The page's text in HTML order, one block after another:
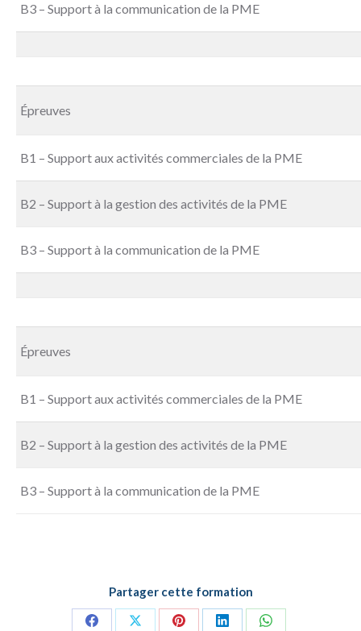
B3 – Support à la communication de la PME
Épreuves
B1 – Support aux activités commerciales de la PME
B2 – Support à la gestion des activités de la PME
B3 – Support à la communication de la PME
Épreuves
B1 – Support aux activités commerciales de la PME
B2 – Support à la gestion des activités de la PME
B3 – Support à la communication de la PME
Partager cette formation